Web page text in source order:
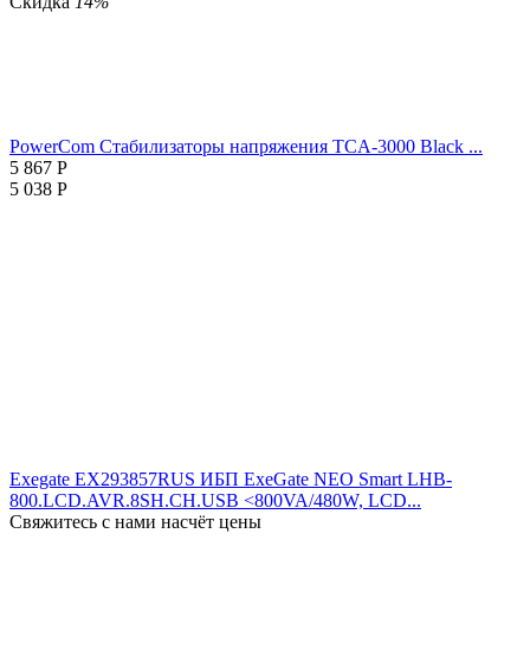
PowerCom Стабилизаторы напряжения TCA-3000 Black ...
5 867 Р
5 038 Р
Exegate EX293857RUS ИБП ExeGate NEO Smart LHB-
800.LCD.AVR.8SH.CH.USB <800VA/480W, LCD...
Свяжитесь с нами насчёт цены